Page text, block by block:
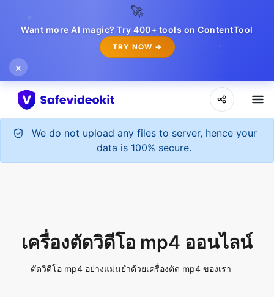
🚀
Want more AI magic? Try 400+ tools on ContentTool
TRY NOW →
×
We do not upload any files to server, hence your
data is 100% secure.
Upload File